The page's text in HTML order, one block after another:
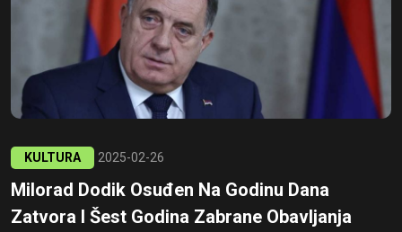
KULTURA 2025-02-26
Milorad Dodik Osuđen Na Godinu Dana
Zatvora I Šest Godina Zabrane Obavljanja